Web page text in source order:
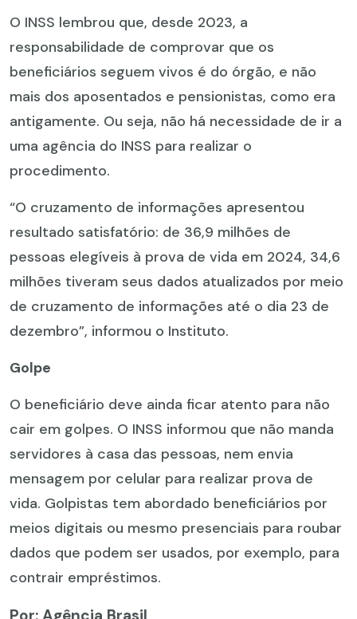
O INSS lembrou que, desde 2023, a
responsabilidade de comprovar que os
beneficiários seguem vivos é do órgão, e não
mais dos aposentados e pensionistas, como era
antigamente. Ou seja, não há necessidade de ir a
uma agência do INSS para realizar o
procedimento.
“O cruzamento de informações apresentou
resultado satisfatório: de 36,9 milhões de
pessoas elegíveis à prova de vida em 2024, 34,6
milhões tiveram seus dados atualizados por meio
de cruzamento de informações até o dia 23 de
dezembro”, informou o Instituto.
Golpe
O beneficiário deve ainda ficar atento para não
cair em golpes. O INSS informou que não manda
servidores à casa das pessoas, nem envia
mensagem por celular para realizar prova de
vida. Golpistas tem abordado beneficiários por
meios digitais ou mesmo presenciais para roubar
dados que podem ser usados, por exemplo, para
contrair empréstimos.